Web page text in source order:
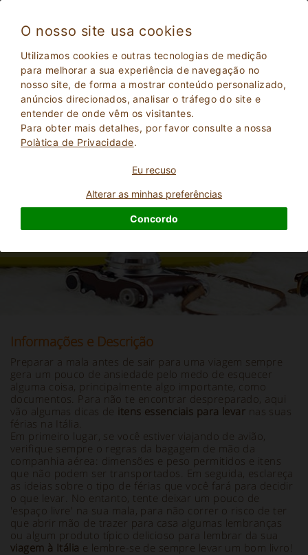
O nosso site usa cookies
Utilizamos cookies e outras tecnologias de medição
para melhorar a sua experiência de navegação no
nosso site, de forma a mostrar conteúdo personalizado,
anúncios direcionados, analisar o tráfego do site e
entender de onde vêm os visitantes.
Para obter mais detalhes, por favor consulte a nossa
Polà­tica de Privacidade.
Eu recuso
Alterar as minhas preferências
Concordo
Férias na fazenda na Itália: o que levar
0Crianças PESQUISAR
Informações e Descrição
Preparar a mala antes de sair para uma viagem sempre
gera um pouco de ansiedade pelo medo de esquecer
alguma coisa, principalmente algo importante, como
documentos. Para não te encontrar despreparado, aqui
vão algumas dicas de itens essenciais para levar nas suas
férias na Itália.
Em primeiro lugar, se você estiver viajando de avião,
verifique sempre o regras da bagagem de mão da
companhia aérea: dimensões e peso permitidos e itens
que não podem ser transportados. Em seguida, esclareça
as ideias sobre o tipo de férias que você fará para decidir
o que levar. No entanto, tente deixar um pouco de
'espaço livre' na sua mala, para não correr o risco de ter
que abrir mão de trazer para casa algumas lembranças
ou algum produto típico delicioso para lembrar da sua
viagem à Itália e lembre-se de sempre levar um bom livro!